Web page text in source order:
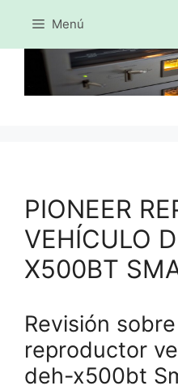
Saltar
al
contenido
Menú
PIONEER
VEHÍCULO
X500BT
Revisión sobre
reproductor
deh-x500bt